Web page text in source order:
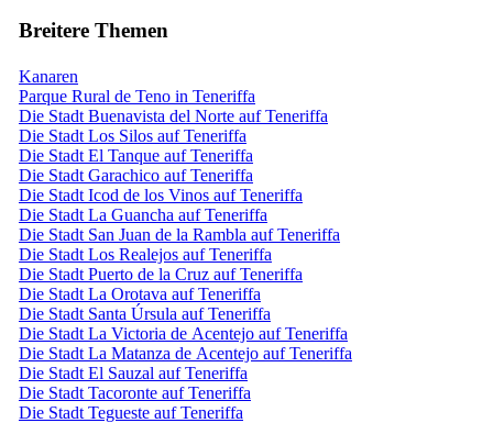
Breitere Themen
Kanaren
Parque Rural de Teno in Teneriffa
Die Stadt Buenavista del Norte auf Teneriffa
Die Stadt Los Silos auf Teneriffa
Die Stadt El Tanque auf Teneriffa
Die Stadt Garachico auf Teneriffa
Die Stadt Icod de los Vinos auf Teneriffa
Die Stadt La Guancha auf Teneriffa
Die Stadt San Juan de la Rambla auf Teneriffa
Die Stadt Los Realejos auf Teneriffa
Die Stadt Puerto de la Cruz auf Teneriffa
Die Stadt La Orotava auf Teneriffa
Die Stadt Santa Úrsula auf Teneriffa
Die Stadt La Victoria de Acentejo auf Teneriffa
Die Stadt La Matanza de Acentejo auf Teneriffa
Die Stadt El Sauzal auf Teneriffa
Die Stadt Tacoronte auf Teneriffa
Die Stadt Tegueste auf Teneriffa